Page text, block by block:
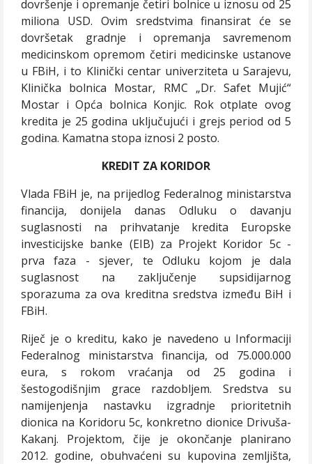
dovršenje i opremanje četiri bolnice u iznosu od 25
miliona USD. Ovim sredstvima finansirat će se
dovršetak gradnje i opremanja savremenom
medicinskom opremom četiri medicinske ustanove
u FBiH, i to Klinički centar univerziteta u Sarajevu,
Klinička bolnica Mostar, RMC „Dr. Safet Mujić“
Mostar i Opća bolnica Konjic. Rok otplate ovog
kredita je 25 godina uključujući i grejs period od 5
godina. Kamatna stopa iznosi 2 posto.
KREDIT ZA KORIDOR
Vlada FBiH je, na prijedlog Federalnog ministarstva
financija, donijela danas Odluku o davanju
suglasnosti na prihvatanje kredita Europske
investicijske banke (EIB) za Projekt Koridor 5c -
prva faza - sjever, te Odluku kojom je dala
suglasnost na zaključenje supsidijarnog
sporazuma za ova kreditna sredstva između BiH i
FBiH.
Riječ je o kreditu, kako je navedeno u Informaciji
Federalnog ministarstva financija, od 75.000.000
eura, s rokom vraćanja od 25 godina i
šestogodišnjim grace razdobljem. Sredstva su
namijenjenja nastavku izgradnje prioritetnih
dionica na Koridoru 5c, konkretno dionice Drivuša-
Kakanj. Projektom, čije je okončanje planirano
2012. godine, obuhvaćeni su kupovina zemljišta,